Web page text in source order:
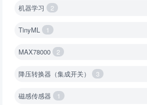
机器学习 2
TinyML 1
MAX78000 2
降压转换器（集成开关） 3
磁感传感器 1